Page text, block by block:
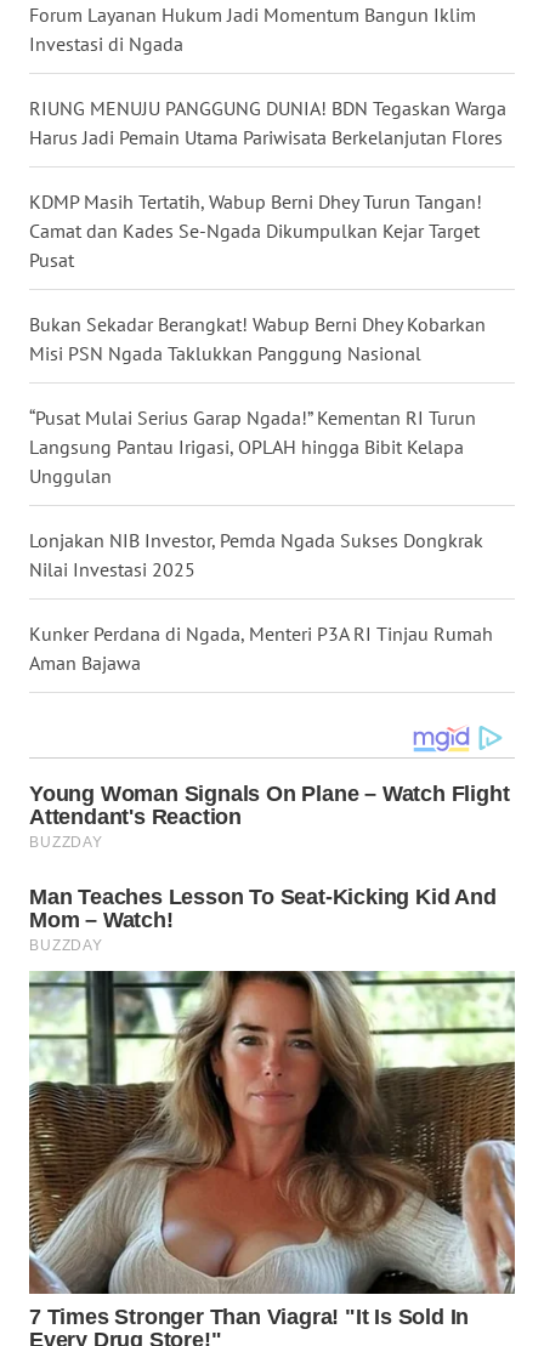
Forum Layanan Hukum Jadi Momentum Bangun Iklim
Investasi di Ngada
RIUNG MENUJU PANGGUNG DUNIA! BDN Tegaskan Warga
Harus Jadi Pemain Utama Pariwisata Berkelanjutan Flores
KDMP Masih Tertatih, Wabup Berni Dhey Turun Tangan!
Camat dan Kades Se-Ngada Dikumpulkan Kejar Target
Pusat
Bukan Sekadar Berangkat! Wabup Berni Dhey Kobarkan
Misi PSN Ngada Taklukkan Panggung Nasional
“Pusat Mulai Serius Garap Ngada!” Kementan RI Turun
Langsung Pantau Irigasi, OPLAH hingga Bibit Kelapa
Unggulan
Lonjakan NIB Investor, Pemda Ngada Sukses Dongkrak
Nilai Investasi 2025
Kunker Perdana di Ngada, Menteri P3A RI Tinjau Rumah
Aman Bajawa
WN
KEPULAUAN
SERIBU
WN
TANGERANG
WN
BINJAI
WN
CIREBON
WN
INDRAMAYU
WN
WN
SUKABUMI
WN
PRIANGAN
TIMUR
WN
SEMARANG
WN
SOLO
WN
BOROBUDUR
WN